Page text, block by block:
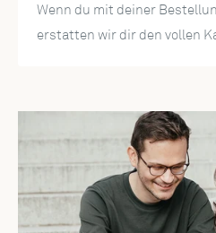
Wenn du mit deiner
erstatten wir dir den vollen